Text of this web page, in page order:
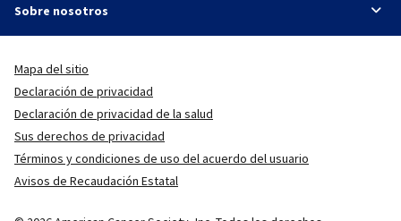
Sobre nosotros
Mapa del sitio
Declaración de privacidad
Declaración de privacidad de la salud
Sus derechos de privacidad
Términos y condiciones de uso del acuerdo del usuario
Avisos de Recaudación Estatal